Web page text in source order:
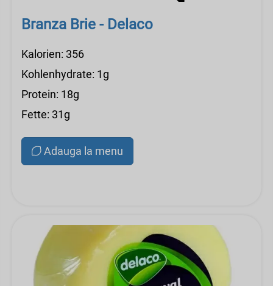
Branza Brie - Delaco
Kalorien: 356
Kohlenhydrate: 1g
Protein: 18g
Fette: 31g
Adauga la menu